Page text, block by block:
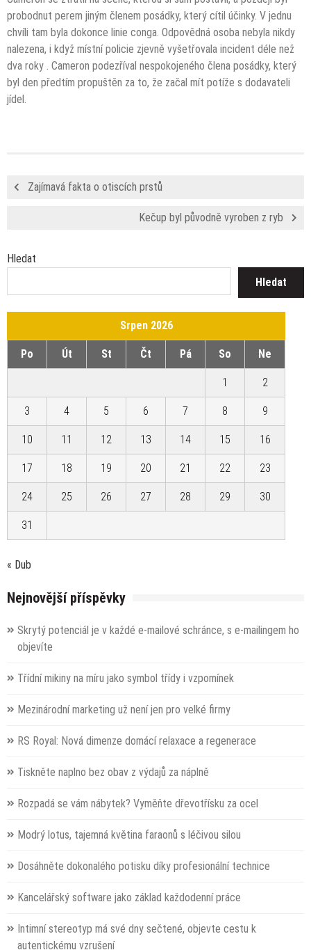
probodnut perem jiným členem posádky, který cítil účinky. V jednu
chvíli tam byla dokonce linie conga. Odpovědná osoba nebyla nikdy
nalezena, i když místní policie zjevně vyšetřovala incident déle než
dva roky . Cameron podezříval nespokojeného člena posádky, který
byl den předtím propuštěn za to, že začal mít potíže s dodavateli
jídel.
Zajímavá fakta o otiscích prstů
Kečup byl původně vyroben z ryb
Hledat
Hledat
Srpen 2026
Po Út St Čt Pá So Ne
1 2
3 4 5 6 7 8 9
10 11 12 13 14 15 16
17 18 19 20 21 22 23
24 25 26 27 28 29 30
31
« Dub
Nejnovější příspěvky
Skrytý potenciál je v každé e-mailové schránce, s e-mailingem ho
objevíte
Třídní mikiny na míru jako symbol třídy i vzpomínek
Mezinárodní marketing už není jen pro velké firmy
RS Royal: Nová dimenze domácí relaxace a regenerace
Tiskněte naplno bez obav z výdajů za náplně
Rozpadá se vám nábytek? Vyměňte dřevotřísku za ocel
Modrý lotus, tajemná květina faraonů s léčivou silou
Dosáhněte dokonalého potisku díky profesionální technice
Kancelářský software jako základ každodenní práce
Intimní stereotyp má své dny sečtené, objevte cestu k
autentickému vzrušení